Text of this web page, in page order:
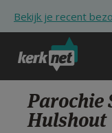
Bekijk je recent
KERK
Parochie
Hulshout